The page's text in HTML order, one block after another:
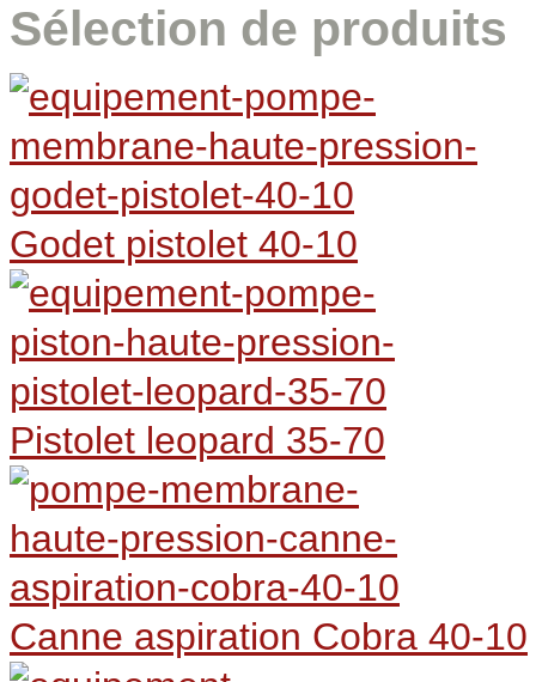
Sélection de produits
Godet pistolet 40-10
Pistolet leopard 35-70
Canne aspiration Cobra 40-10